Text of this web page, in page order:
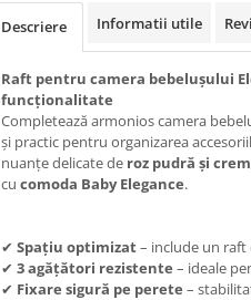
Descriere Informatii utile
Raft pentru camera bebelușului
funcționalitate
Completează armonios camera
și practic pentru organizarea
nuanțe delicate de roz pudră și crem
cu comoda Baby Elegance.
✔ Spațiu optimizat– include un
✔ 3 agățători rezistente – ideale
✔ Fixare sigură pe perete –